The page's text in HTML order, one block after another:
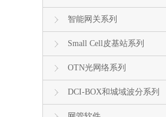
智能网关系列
Small Cell皮基站系列
OTN光网络系列
DCI-BOX和城域波分系列